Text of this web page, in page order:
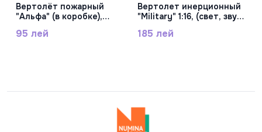
Вертолёт пожарный
"Альфа" (в коробке),
95 лей
Вертолет инерционный
"Military" 1:16, (свет, звук)
185 лей